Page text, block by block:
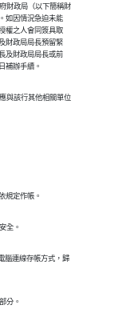
財政局（以下簡稱財
如因情況急迫未能
權之人會同簽具取
財政局局長預留緊
及財政局局長或前
與該行其他相關單位
全。
腦連線存帳方式，歸
分。